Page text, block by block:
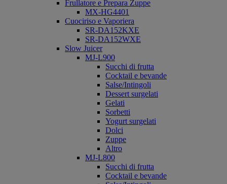
Frullatore e Prepara Zuppe
MX-HG4401
Cuociriso e Vaporiera
SR-DA152KXE
SR-DA152WXE
Slow Juicer
MJ-L900
Succhi di frutta
Cocktail e bevande
Salse/Intingoli
Dessert surgelati
Gelati
Sorbetti
Yogurt surgelati
Dolci
Zuppe
Altro
MJ-L800
Succhi di frutta
Cocktail e bevande